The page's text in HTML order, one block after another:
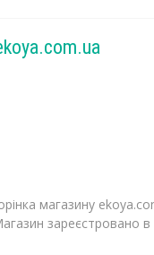
магазину
зареєстровано в